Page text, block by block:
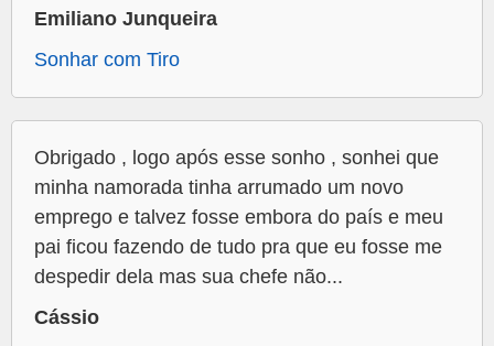
Emiliano Junqueira
Sonhar com Tiro
Obrigado , logo após esse sonho , sonhei que
minha namorada tinha arrumado um novo
emprego e talvez fosse embora do país e meu
pai ficou fazendo de tudo pra que eu fosse me
despedir dela mas sua chefe não...
Cássio